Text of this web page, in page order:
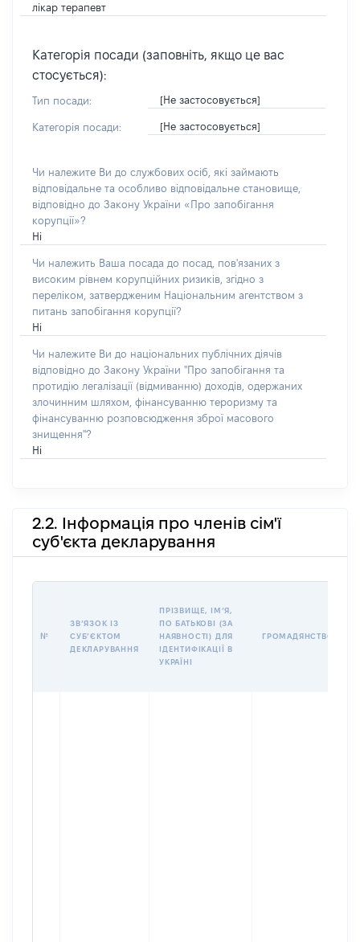
лікар терапевт
Категорія посади (заповніть, якщо це вас
стосується):
Тип посади: [Не застосовується]
Категорія посади: [Не застосовується]
Чи належите Ви до службових осіб, які займають
відповідальне та особливо відповідальне становище,
відповідно до Закону України «Про запобігання
корупції»?
Ні
Чи належить Ваша посада до посад, пов'язаних з
високим рівнем корупційних ризиків, згідно з
переліком, затвердженим Національним агентством з
питань запобігання корупції?
Ні
Чи належите Ви до національних публічних діячів
відповідно до Закону України "Про запобігання та
протидію легалізації (відмиванню) доходів, одержаних
злочинним шляхом, фінансуванню тероризму та
фінансуванню розповсюдження зброї масового
знищення"?
Ні
2.2. Інформація про членів сім'ї
суб'єкта декларування
№
ЗВʼЯЗОК ІЗ
СУБʼЄКТОМ
ДЕКЛАРУВАННЯ
ПРІЗВИЩЕ, ІМʼЯ,
ПО БАТЬКОВІ (ЗА
НАЯВНОСТІ) ДЛЯ
ІДЕНТИФІКАЦІЇ В
УКРАЇНІ
ГРОМАДЯНСТВО